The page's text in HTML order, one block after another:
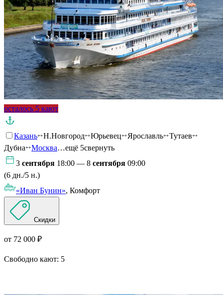
осталось 5 кают
Казань Н.Новгород Юрьевец Ярославль
Тутаев
Дубна
Москва…ещё 5свернуть
3 сентября 18:00 — 8 сентября 09:00
(6 дн./5 н.)
«Иван Бунин», Комфорт
Скидки
от 72 000 ₽
Свободно кают: 5